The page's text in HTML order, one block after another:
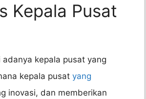
Kepala Pusat
kepala pusat yang
kepala pusat yang
inovasi, dan memberikan